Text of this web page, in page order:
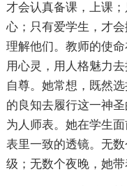
才会认真备课，上课
心；只有爱学生，才
理解他们。教师的使
用心灵，用人格魅力
自尊。她常想，既然
的良知去履行这一神
为人师表。她在学生
表里一致的透镜。无
级；无数个夜晚，她带